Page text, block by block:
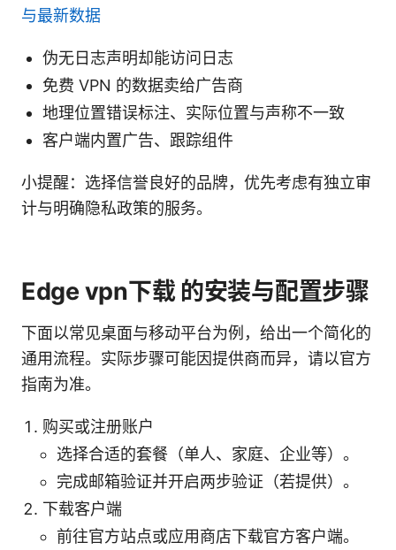
与最新数据
伪无日志声明却能访问日志
免费 VPN 的数据卖给广告商
地理位置错误标注、实际位置与声称不一致
客户端内置广告、跟踪组件
小提醒：选择信誉良好的品牌，优先考虑有独立审
计与明确隐私政策的服务。
Edge vpn下载 的安装与配置步骤
下面以常见桌面与移动平台为例，给出一个简化的
通用流程。实际步骤可能因提供商而异，请以官方
指南为准。
购买或注册账户
选择合适的套餐（单人、家庭、企业等）。
完成邮箱验证并开启两步验证（若提供）。
下载客户端
前往官方站点或应用商店下载官方客户端。